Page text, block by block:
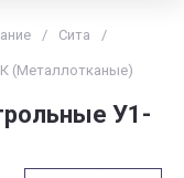
/ Сита
/
(Металлотканые)
У1-